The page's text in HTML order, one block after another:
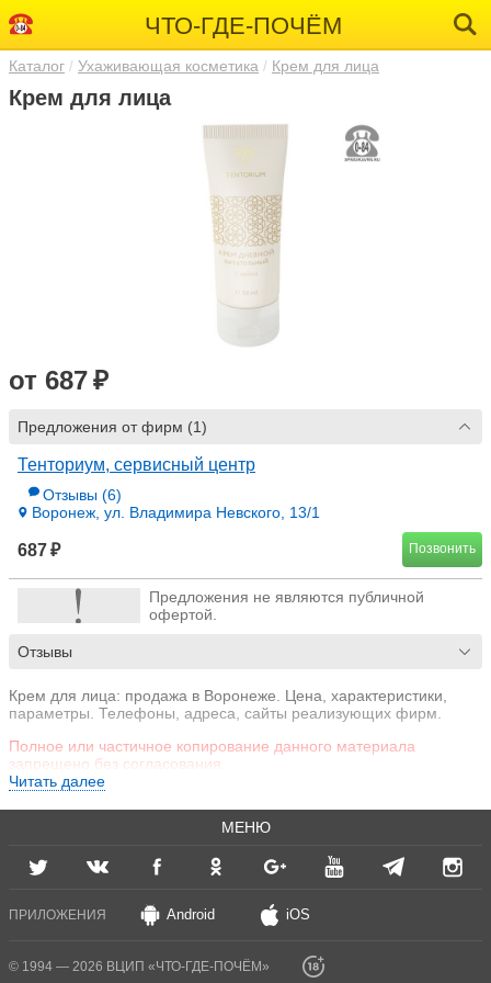
ЧТО-ГДЕ-ПОЧЁМ
Каталог Ухаживающая косметика Крем для лица
Крем для лица
от 687 ₽
Предложения от фирм (1)
Тенториум, сервисный центр
Отзывы (6)
Воронеж, ул. Владимира Невского, 13/1
687 ₽ Позвонить
Предложения не являются публичной
офертой.
Отзывы
Крем для лица: продажа в Воронеже. Цена, характеристики,
параметры. Телефоны, адреса, сайты реализующих фирм.
Полное или частичное копирование данного материала
запрещено без согласования.
Читать далее
МЕНЮ
ПРИЛОЖЕНИЯ Android iOS
© 1994 — 2026 ВЦИП «ЧТО-ГДЕ-ПОЧЁМ»